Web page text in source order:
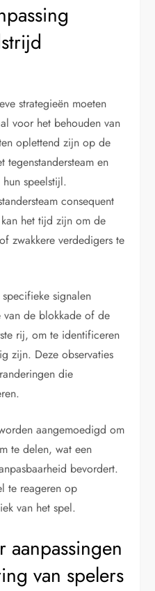
strategieën moeten
voor het behouden van
oplettend zijn op de
tegenstandersteam en
speelstijl.
consequent
het tijd zijn om de
zwakkere verdedigers te
signalen
de blokkade of de
rij, om te identificeren
zijn. Deze observaties
die
aangemoedigd om
te delen, wat een
bevordert.
te reageren op
van het spel.
aanpassingen
van spelers